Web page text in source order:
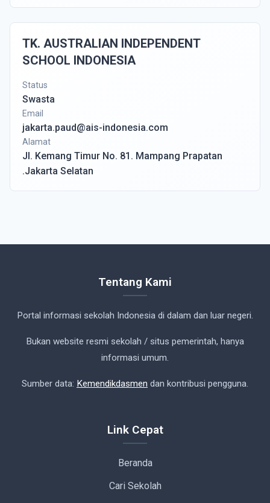
TK. AUSTRALIAN INDEPENDENT
SCHOOL INDONESIA
Status
Swasta
Email
jakarta.paud@ais-indonesia.com
Alamat
Jl. Kemang Timur No. 81. Mampang Prapatan
.Jakarta Selatan
Tentang Kami
Portal informasi sekolah Indonesia di dalam dan luar negeri.
Bukan website resmi sekolah / situs pemerintah, hanya
informasi umum.
Sumber data: Kemendikdasmen dan kontribusi pengguna.
Link Cepat
Beranda
Cari Sekolah